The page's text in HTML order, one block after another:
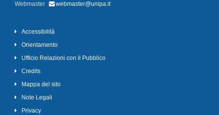
Webmaster
webmaster@unipa.it
Accessibilità
Orientamento
Ufficio Relazioni con il Pubblico
Credits
Mappa del sito
Note Legali
Privacy